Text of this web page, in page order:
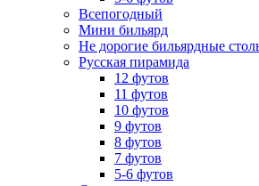
Всепогодный
Мини бильярд
Не дорогие бильярдные
Русская пирамида
12 футов
11 футов
10 футов
9 футов
8 футов
7 футов
5-6 футов